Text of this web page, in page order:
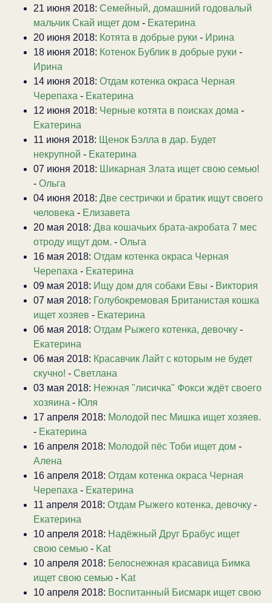
21 июня 2018: Семейный, домашний годовалый
мальчик Скай ищет дом - Екатерина
20 июня 2018: Котята в добрые руки - Ирина
18 июня 2018: Котенок Бублик в добрые руки -
Ирина
14 июня 2018: Отдам котенка окраса Черная
Черепаха - Екатерина
12 июня 2018: Черные котята в поисках дома -
Екатерина
11 июня 2018: Щенок Бэлла в дар. Будет
некрупной - Екатерина
07 июня 2018: Шикарная Злата ищет свою семью!
- Ольга
04 июня 2018: Две сестрички и братик ищут своего
человека - Елизавета
20 мая 2018: Два кошачьих брата-акробата 7 мес
отроду ищут дом. - Ольга
16 мая 2018: Отдам котенка окраса Черная
Черепаха - Екатерина
09 мая 2018: Ищу дом для собаки Евы - Виктория
07 мая 2018: Голубокремовая Британистая кошка
ищет хозяев - Екатерина
06 мая 2018: Отдам Рыжего котенка, девочку -
Екатерина
06 мая 2018: Красавчик Лайт с которым не будет
скучно! - Светлана
03 мая 2018: Нежная "лисичка" Фокси ждёт своего
хозяина - Юля
17 апреля 2018: Молодой пес Мишка ищет хозяев.
- Екатерина
16 апреля 2018: Молодой пёс Тоби ищет дом -
Алена
16 апреля 2018: Отдам котенка окраса Черная
Черепаха - Екатерина
11 апреля 2018: Отдам Рыжего котенка, девочку -
Екатерина
10 апреля 2018: Надёжный Друг Брабус ищет
свою семью - Kat
10 апреля 2018: Белоснежная красавица Бимка
ищет свою семью - Kat
10 апреля 2018: Воспитанный Бисмарк ищет свою